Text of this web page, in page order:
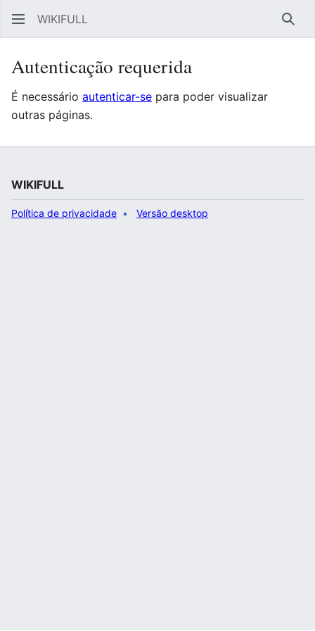
WIKIFULL
Autenticação requerida
É necessário autenticar-se para poder visualizar
outras páginas.
WIKIFULL
Política de privacidade Versão desktop